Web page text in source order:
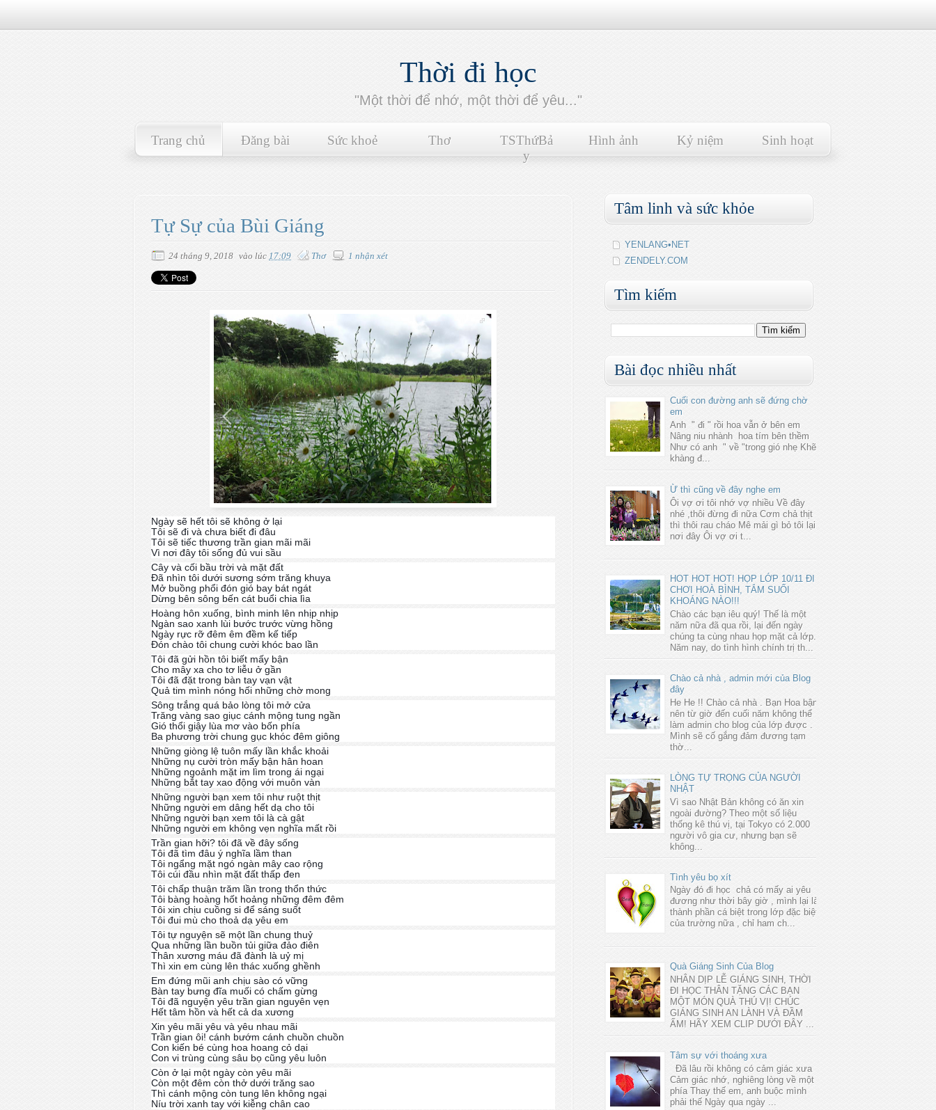
Thời đi học
"Một thời để nhớ, một thời để yêu..."
Trang chủ Đăng bài Sức khoẻ Thơ
TSThứBả
y
Hình ảnh Kỷ niệm Sinh hoạt
Tự Sự của Bùi Giáng
24 tháng 9, 2018 vào lúc 17:09 Thơ 1 nhận xét
Ngày sẽ hết tôi sẽ không ở lại
Tôi sẽ đi và chưa biết đi đâu
Tôi sẽ tiếc thương trần gian mãi mãi
Vì nơi đây tôi sống đủ vui sầu
Cây và cối bầu trời và mặt đất
Đã nhìn tôi dưới sương sớm trăng khuya
Mở buồng phổi đón gió bay bát ngát
Dừng bên sông bến cát buổi chia lìa
Hoàng hôn xuống, bình minh lên nhịp nhịp
Ngàn sao xanh lùi bước trước vừng hồng
Ngày rực rỡ đêm êm đềm kế tiếp
Đón chào tôi chung cười khóc bao lần
Tôi đã gửi hồn tôi biết mấy bận
Cho mây xa cho tơ liễu ở gần
Tôi đã đặt trong bàn tay vạn vật
Quả tim mình nóng hối những chờ mong
Sông trắng quá bảo lòng tôi mở cửa
Trăng vàng sao giục cánh mộng tung ngần
Gió thổi giậy lùa mơ vào bốn phía
Ba phương trời chung gục khóc đêm giông
Những giòng lệ tuôn mấy lần khắc khoải
Những nụ cười tròn mấy bận hân hoan
Những ngoảnh mặt im lìm trong ái ngại
Những bắt tay xao động với muôn vàn
Những người bạn xem tôi như ruột thịt
Những người em dâng hết dạ cho tôi
Những người bạn xem tôi là cà gật
Những người em không vẹn nghĩa mất rồi
Trần gian hỡi? tôi đã về đây sống
Tôi đã tìm đâu ý nghĩa lầm than
Tôi ngẩng mặt ngó ngàn mây cao rộng
Tôi cúi đầu nhìn mặt đất thấp đen
Tôi chấp thuận trăm lần trong thổn thức
Tôi bàng hoàng hốt hoảng những đêm đêm
Tôi xin chịu cuồng si để sáng suốt
Tôi đui mù cho thoả dạ yêu em
Tôi tự nguyện sẽ một lần chung thuỷ
Qua những lần buồn tủi giữa đảo điên
Thân xương máu đã đành là uỷ mị
Thì xin em cùng lên thác xuống ghềnh
Em đứng mũi anh chịu sào có vững
Bàn tay bưng đĩa muối có chấm gừng
Tôi đã nguyện yêu trần gian nguyên vẹn
Hết tâm hồn và hết cả da xương
Xin yêu mãi yêu và yêu nhau mãi
Trần gian ôi! cánh bướm cánh chuồn chuồn
Con kiến bé cùng hoa hoang cỏ dại
Con vi trùng cùng sâu bọ cũng yêu luôn
Còn ở lại một ngày còn yêu mãi
Còn một đêm còn thở dưới trăng sao
Thì cánh mộng còn tung lên không ngại
Níu trời xanh tay với kiễng chân cao
Tâm linh và sức khỏe
YENLANG•NET
ZENDELY.COM
Tìm kiếm
Bài đọc nhiều nhất
Cuối con đường anh sẽ đứng chờ
em
Anh " đi " rồi hoa vẫn ở bên em
Nâng niu nhành hoa tím bên thềm
Như có anh " về "trong gió nhẹ Khẽ
khàng đ...
Ừ thì cũng về đây nghe em
Ôi vợ ơi tôi nhớ vợ nhiều Về đây
nhé ,thôi đừng đi nữa Cơm chả thịt
thì thôi rau cháo Mê mải gì bỏ tôi lại
nơi đây Ôi vợ ơi t...
HOT HOT HOT! HỌP LỚP 10/11 ĐI
CHƠI HOÀ BÌNH, TẮM SUỐI
KHOÁNG NÀO!!!
Chào các bạn iêu quý! Thế là một
năm nữa đã qua rồi, lại đến ngày
chúng ta cùng nhau họp mặt cả lớp.
Năm nay, do tình hình chính trị th...
Chào cả nhà , admin mới của Blog
đây
He He !! Chào cả nhà . Bạn Hoa bận
nên từ giờ đến cuối năm không thể
làm admin cho blog của lớp được .
Mình sẽ cố gắng đảm đương tạm
thờ...
LÒNG TỰ TRỌNG CỦA NGƯỜI
NHẬT
Vì sao Nhật Bản không có ăn xin
ngoài đường? Theo một số liệu
thống kê thú vị, tại Tokyo có 2.000
người vô gia cư, nhưng bạn sẽ
không...
Tình yêu bọ xít
Ngày đó đi học chả có mấy ai yêu
đương như thời bây giờ , mình lại là
thành phần cá biệt trong lớp đặc biệt
của trường nữa , chỉ ham ch...
Quà Giáng Sinh Của Blog
NHÂN DỊP LỄ GIÁNG SINH, THỜI
ĐI HỌC THÂN TẶNG CÁC BẠN
MỘT MÓN QUÀ THÚ VỊ! CHÚC
GIÁNG SINH AN LÀNH VÀ ĐẦM
ẤM! HÃY XEM CLIP DƯỚI ĐÂY ...
Tâm sự với thoáng xưa
Đã lâu rồi không có cảm giác xưa
Cảm giác nhớ, nghiêng lòng về một
phía Thay thế em, anh buộc mình
phải thế Ngày qua ngày ...